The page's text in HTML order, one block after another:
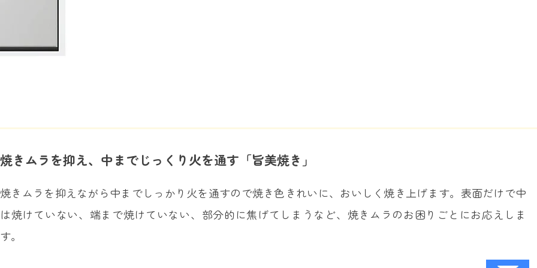
焼きムラを抑え、中までじっくり火を通す「旨美焼き」
焼きムラを抑えながら中までしっかり火を通すので焼き色きれいに、おいしく焼き上げます。表面だけで中
は焼けていない、端まで焼けていない、部分的に焦げてしまうなど、焼きムラのお困りごとにお応えしま
す。